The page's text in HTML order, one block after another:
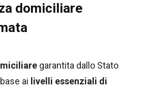
domiciliare
garantita dallo Stato
ai livelli essenziali di